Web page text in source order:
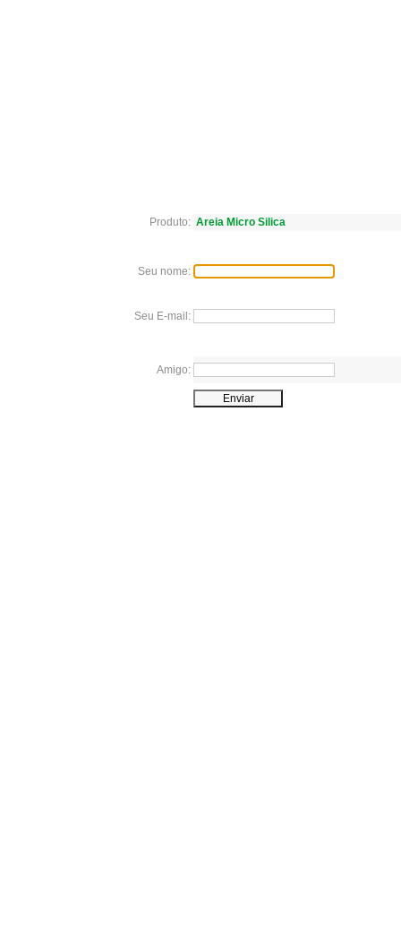
Produto: Areia Micro Silica
Seu nome:
Seu E-mail:
Amigo: